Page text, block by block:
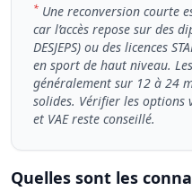
* Une reconversion courte
car l’accès repose sur des
DESJEPS) ou des licences
en sport de haut niveau.
généralement sur 12 à 24
solides. Vérifier les options
et VAE reste conseillé.
Quelles sont les